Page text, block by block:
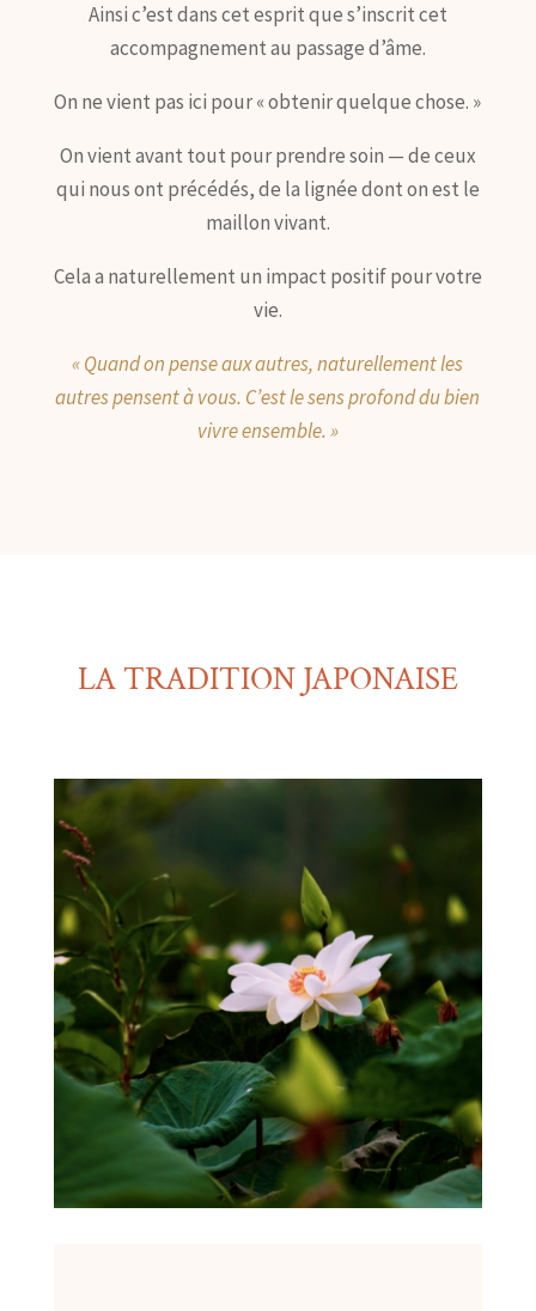
Ainsi c’est dans cet esprit que s’inscrit cet
accompagnement au passage d’âme.
On ne vient pas ici pour « obtenir quelque chose. »
On vient avant tout pour prendre soin — de ceux
qui nous ont précédés, de la lignée dont on est le
maillon vivant.
Cela a naturellement un impact positif pour votre
vie.
« Quand on pense aux autres, naturellement les
autres pensent à vous. C’est le sens profond du bien
vivre ensemble. »
LA TRADITION JAPONAISE